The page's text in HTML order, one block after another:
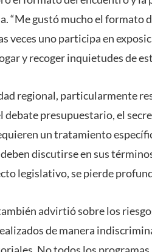
“Me gustó mucho el formato
veces uno participa en
y recoger inquietudes de
regional, particularmente
debate presupuestario, el
un tratamiento
discutirse en sus
legislativo, se pierde
advirtió sobre los
de manera